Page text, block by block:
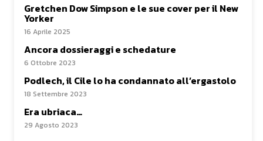
Gretchen Dow Simpson e le sue cover per il New
Yorker
16 Aprile 2025
Ancora dossieraggi e schedature
6 Ottobre 2023
Podlech, il Cile lo ha condannato all’ergastolo
18 Settembre 2023
Era ubriaca…
29 Agosto 2023